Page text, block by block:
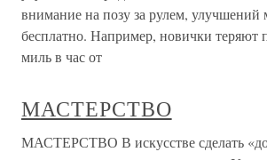
внимание на позу за рулем, улучшений
бесплатно. Например, новички теряют
миль в час от
МАСТЕРСТВО
МАСТЕРСТВО В искусстве сделать